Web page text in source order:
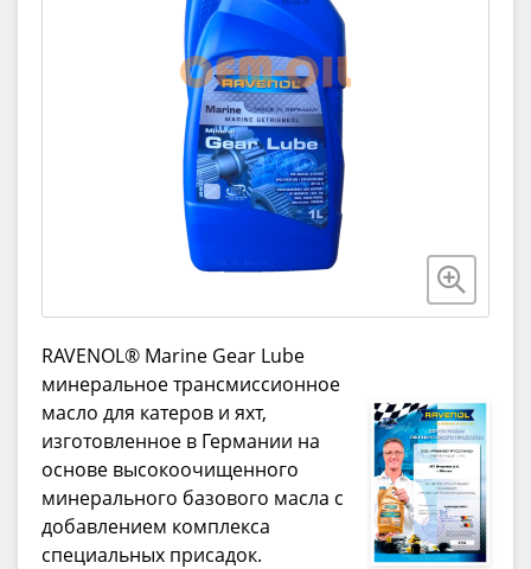
RAVENOL® Marine Gear Lube
минеральное трансмиссионное
масло для катеров и яхт,
изготовленное в Германии на
основе высокоочищенного
минерального базового масла c
добавлением комплекса
специальных присадок.